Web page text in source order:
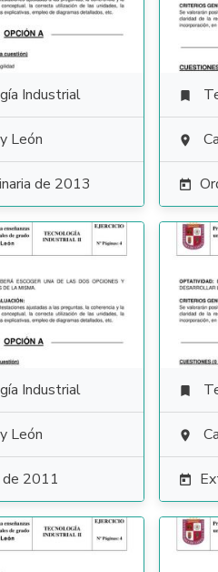
Industrial
León
de 2013



Industrial
León
de 2011


